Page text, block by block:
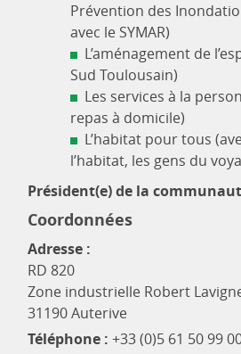
Prévention des
avec le SYMAR)
L’aménagement de
Sud Toulousain)
Les services à la
repas à domicile)
L’habitat pour tous
l’habitat, les gens du
Président(e) de la
Coordonnées
Adresse :
RD 820
Zone industrielle Robert
31190 Auterive
Téléphone : +33 (0)5 61 50 99